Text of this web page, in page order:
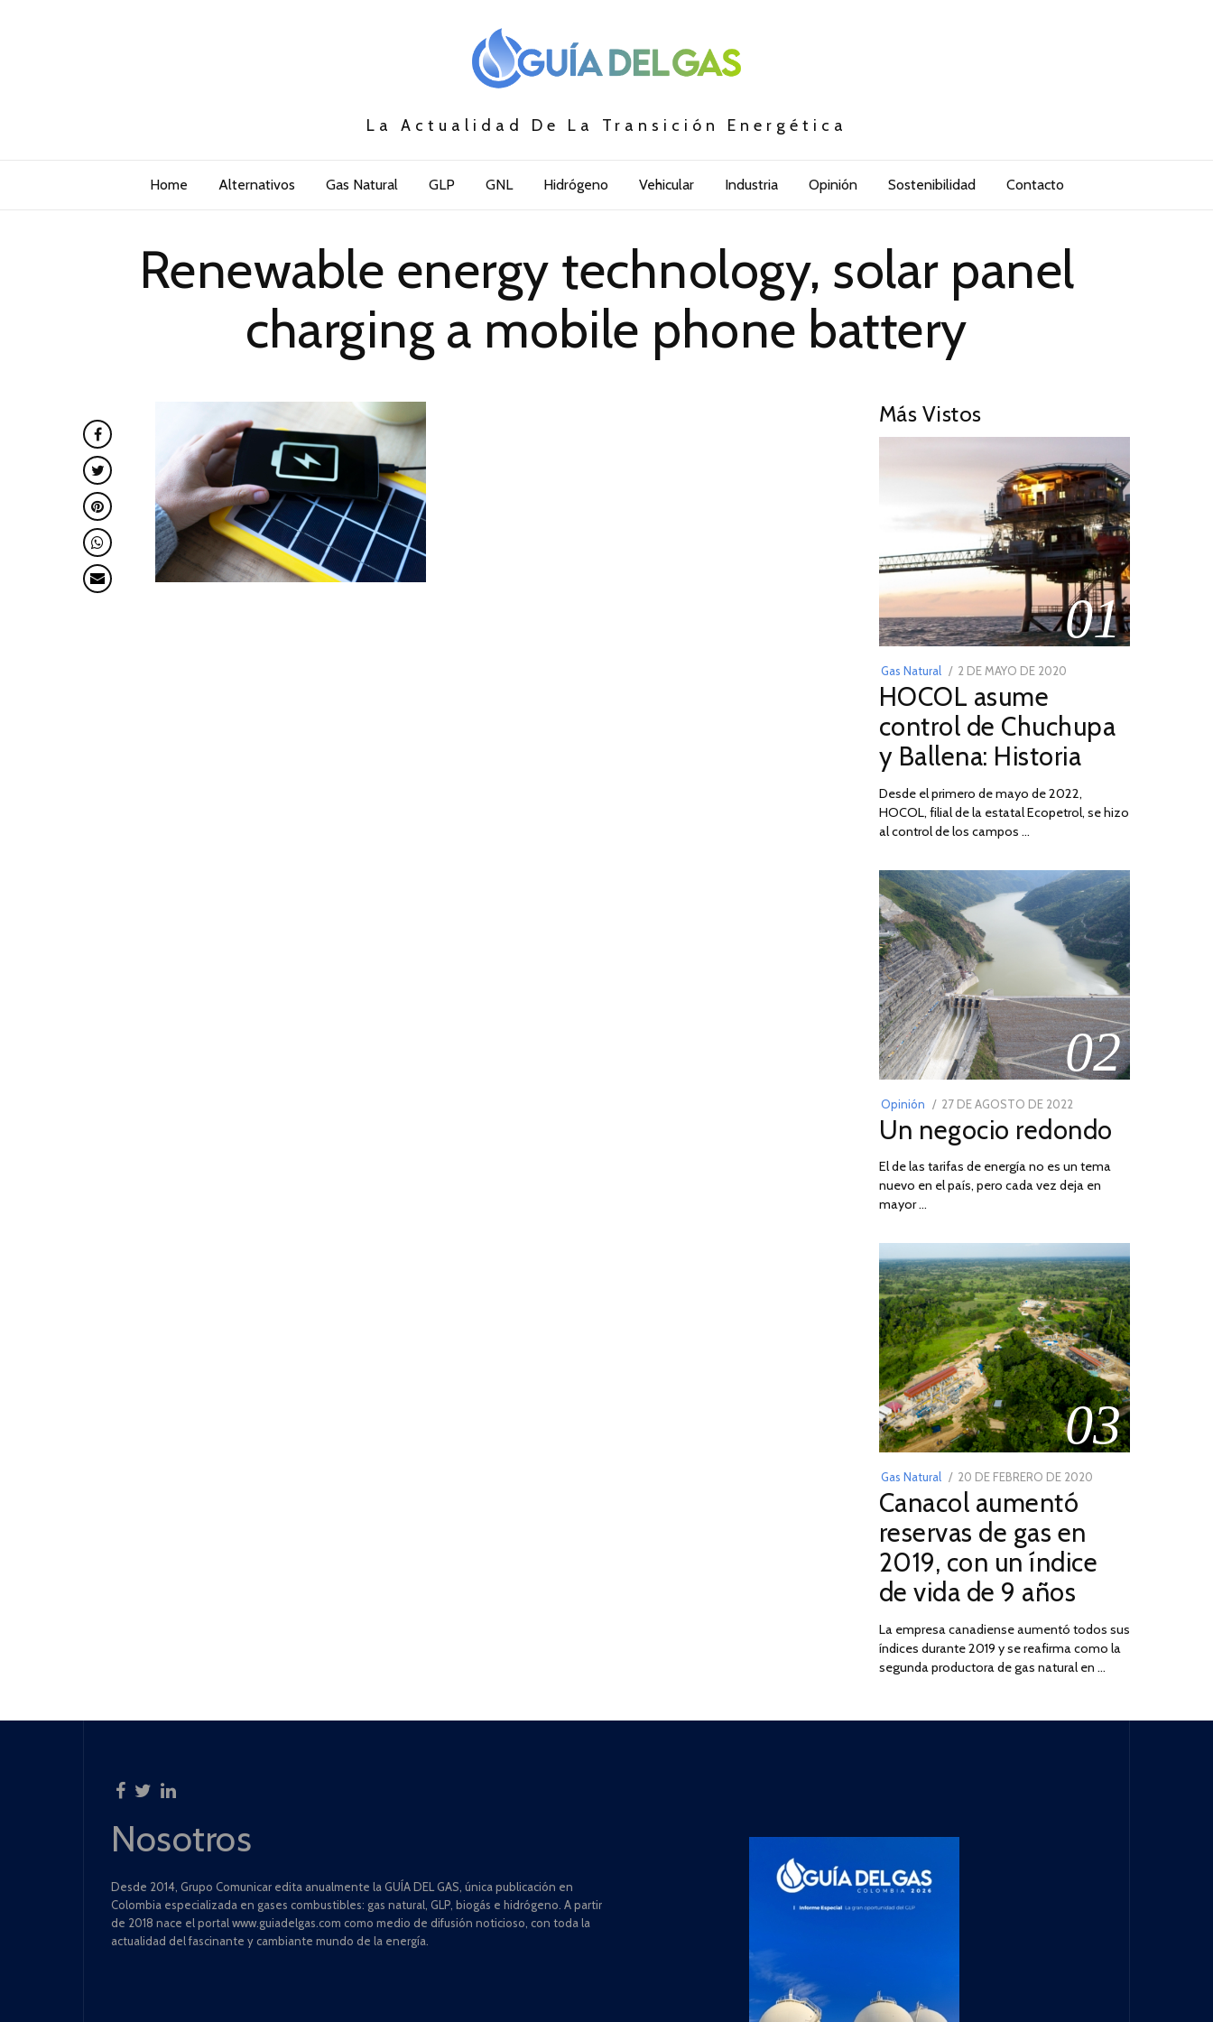
La Actualidad De La Transición Energética
Home Alternativos Gas Natural GLP GNL Hidrógeno Vehicular Industria Opinión Sostenibilidad Contacto
Renewable energy technology, solar panel
charging a mobile phone battery
Más Vistos
01
Gas Natural
POSTED
ON
2 DE MAYO DE 2020
DE
2026
HOCOL asume
control de Chuchupa
y Ballena: Historia
Desde el primero de mayo de 2022,
HOCOL, filial de la estatal Ecopetrol, se hizo
al control de los campos …
02
Opinión
POSTED
ON
27 DE AGOSTO DE 2022
DE
DE
2022
Un negocio redondo
El de las tarifas de energía no es un tema
nuevo en el país, pero cada vez deja en
mayor …
03
Gas Natural
POSTED
ON
20 DE FEBRERO DE 2020
2025
Canacol aumentó
reservas de gas en
2019, con un índice
de vida de 9 años
La empresa canadiense aumentó todos sus
índices durante 2019 y se reafirma como la
segunda productora de gas natural en …
Nosotros
Desde 2014, Grupo Comunicar edita anualmente la GUÍA DEL GAS, única publicación en
Colombia especializada en gases combustibles: gas natural, GLP, biogás e hidrógeno. A partir
de 2018 nace el portal www.guiadelgas.com como medio de difusión noticioso, con toda la
actualidad del fascinante y cambiante mundo de la energía.